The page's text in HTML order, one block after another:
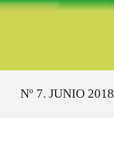
Nº 7. JUNIO 2018